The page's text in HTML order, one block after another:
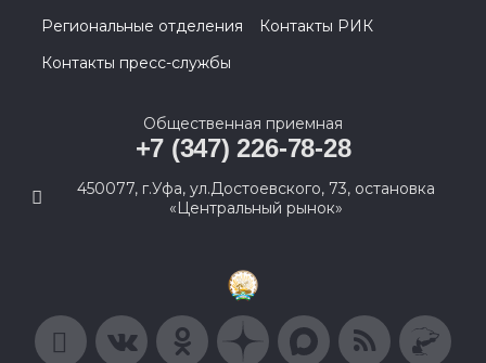
Региональные отделения
Контакты РИК
Контакты пресс-службы
Общественная приемная
+7 (347) 226-78-28
450077, г.Уфа, ул.Достоевского, 73, остановка
«Центральный рынок»